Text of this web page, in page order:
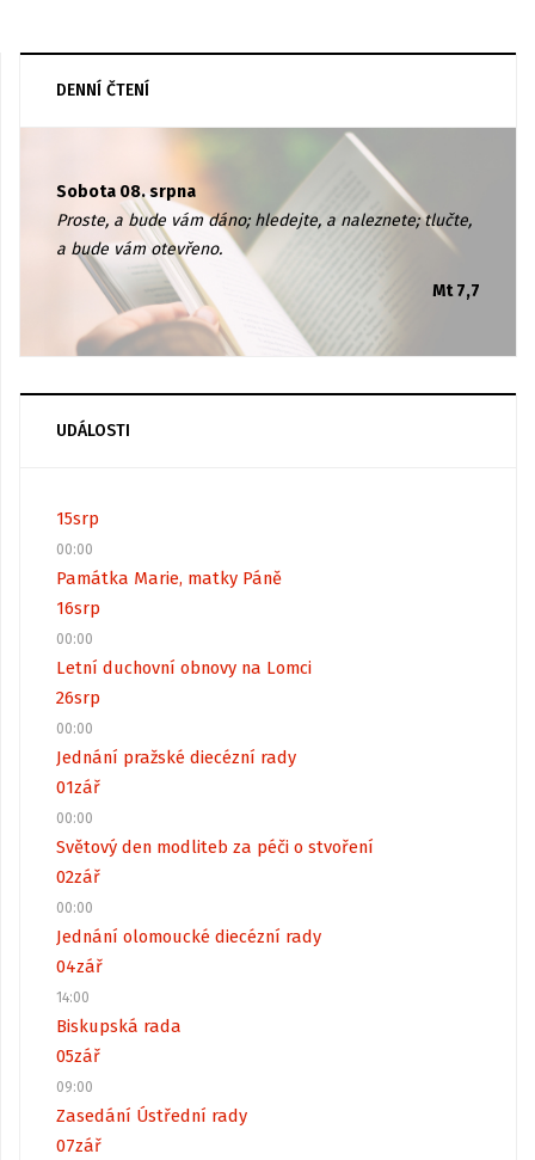
DENNÍ ČTENÍ
Sobota 08. srpna
Proste, a bude vám dáno; hledejte, a naleznete; tlučte,
a bude vám otevřeno.
Mt 7,7
UDÁLOSTI
15srp
00:00
Památka Marie, matky Páně
16srp
00:00
Letní duchovní obnovy na Lomci
26srp
00:00
Jednání pražské diecézní rady
01zář
00:00
Světový den modliteb za péči o stvoření
02zář
00:00
Jednání olomoucké diecézní rady
04zář
14:00
Biskupská rada
05zář
09:00
Zasedání Ústřední rady
07zář